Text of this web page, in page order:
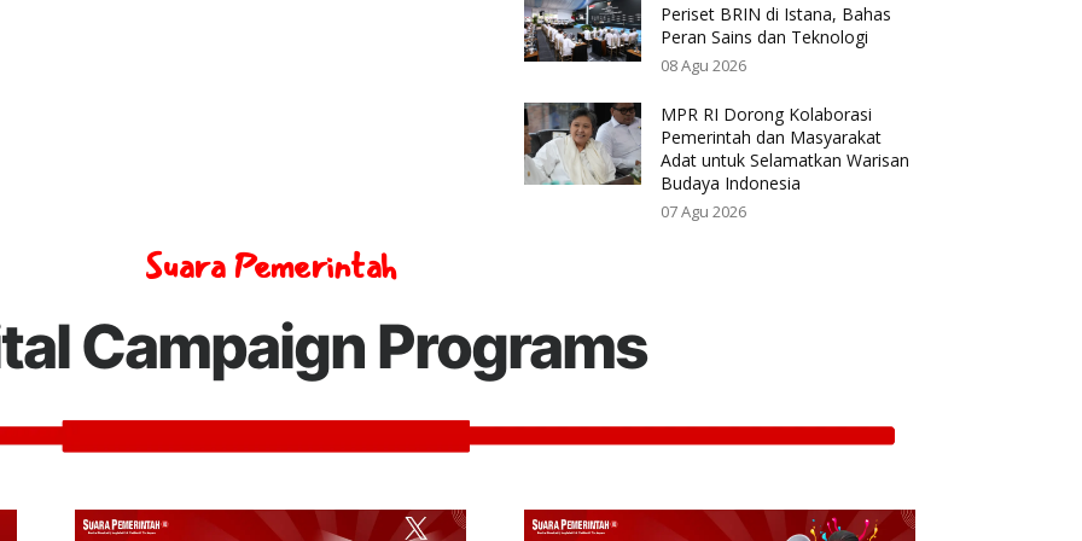
Periset BRIN di Istana, Bahas
Peran Sains dan Teknologi
08 Agu 2026
MPR RI Dorong Kolaborasi
Pemerintah dan Masyarakat
Adat untuk Selamatkan Warisan
Budaya Indonesia
07 Agu 2026
Suara Pemerintah
Campaign Programs